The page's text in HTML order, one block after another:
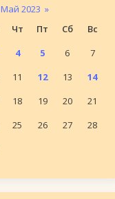
Май 2023 »
Чт Пт Сб
Вс
4 5 6
7
11 12 13
14
18 19 20
21
25 26 27
28